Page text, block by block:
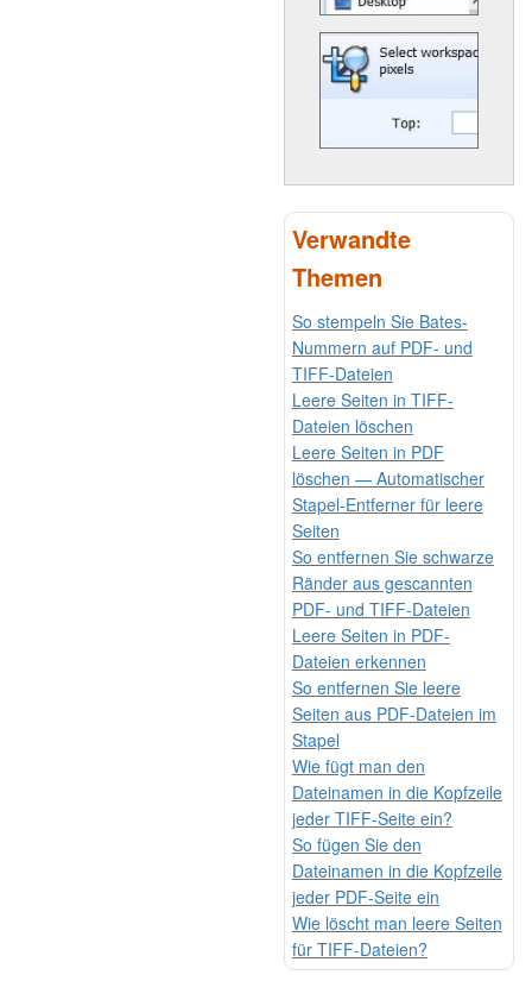
Verwandte
Themen
So stempeln Sie Bates-
Nummern auf PDF- und
TIFF-Dateien
Leere Seiten in TIFF-
Dateien löschen
Leere Seiten in PDF
löschen — Automatischer
Stapel-Entferner für leere
Seiten
So entfernen Sie schwarze
Ränder aus gescannten
PDF- und TIFF-Dateien
Leere Seiten in PDF-
Dateien erkennen
So entfernen Sie leere
Seiten aus PDF-Dateien im
Stapel
Wie fügt man den
Dateinamen in die Kopfzeile
jeder TIFF-Seite ein?
So fügen Sie den
Dateinamen in die Kopfzeile
jeder PDF-Seite ein
Wie löscht man leere Seiten
für TIFF-Dateien?